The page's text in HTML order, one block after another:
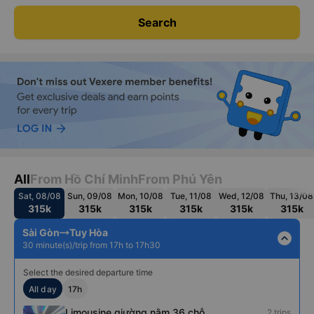
Search
AllFrom Hồ Chí MinhFrom Phú Yên
Sat, 08/08
315k
Sun, 09/08
315k
Mon, 10/08
315k
Tue, 11/08
315k
Wed, 12/08
315k
Thu, 13/08
315k
Sài Gòn
Tuy Hòa
30 minute(s)/trip from 17h to 17h30 expand_less
Select the desired departure time
All day
17h